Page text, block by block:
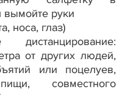
руки
носа, глаз)
дистанцирование:
от других людей,
или поцелуев,
совместного